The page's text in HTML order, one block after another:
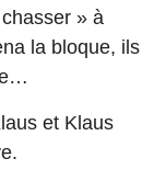
» à
la bloque, ils
et Klaus